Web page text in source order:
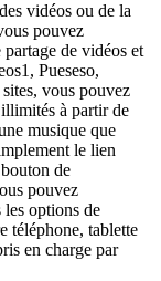
vidéos ou de la
pouvez
de vidéos et
Pueseso,
vous pouvez
à partir de
musique que
le lien
de
pouvez
options de
téléphone, tablette
en charge par